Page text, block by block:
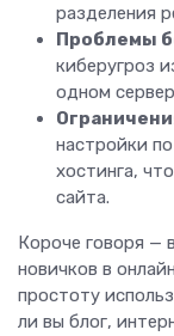
разделения
Проблемы
киберугроз
одном
настройки
хостинга,
сайта.
Короче говоря —
новичков в
простоту
ли вы блог,